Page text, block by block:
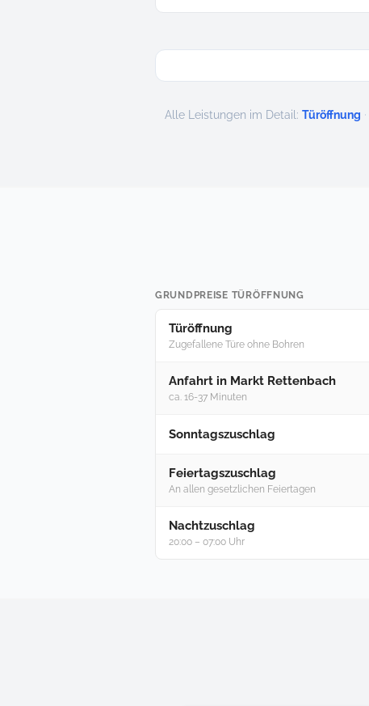
Alle Leistungen im Detail: Türöffnung ·
GRUNDPREISE TÜRÖFFNUNG
Türöffnung
Zugefallene Türe ohne Bohren
Anfahrt in Markt Rettenbach
ca. 16-37 Minuten
Sonntagszuschlag
Feiertagszuschlag
An allen gesetzlichen Feiertagen
Nachtzuschlag
20:00 – 07:00 Uhr